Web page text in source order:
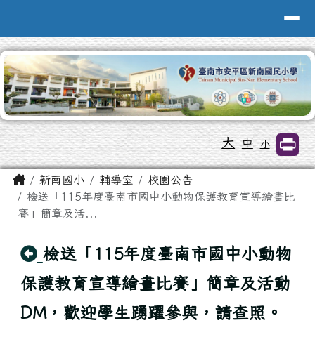
工具列 大 中 小
主內容區域
Home新南國小 輔導室
校園公告
檢送「115年度臺南市國中小動物保護教育宣導繪畫比
賽」簡章及活...
回上頁
檢送「115年度臺南市國中小動物
保護教育宣導繪畫比賽」簡章及活動
DM，歡迎學生踴躍參與，請查照。
頁尾區域